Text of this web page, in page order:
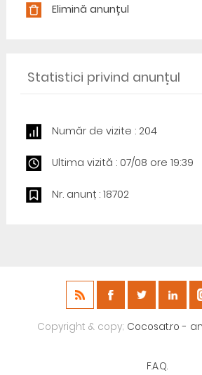
Elimină anunțul
Statistici privind anunțul
Număr de vizite : 204
Ultima vizită : 07/08 ore 19:39
Nr. anunț : 18702
Copyright & copy; Cocosat.ro -
F.A.Q.